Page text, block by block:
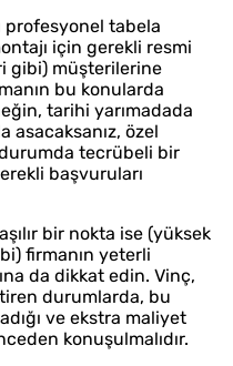
profesyonel tabela
için gerekli resmi
gibi) müşterilerine
bu konularda
tarihi yarımadada
asacaksanız, özel
tecrübeli bir
başvuruları
bir nokta ise (yüksek
firmanın yeterli
da dikkat edin. Vinç,
durumlarda, bu
ve ekstra maliyet
konuşulmalıdır.